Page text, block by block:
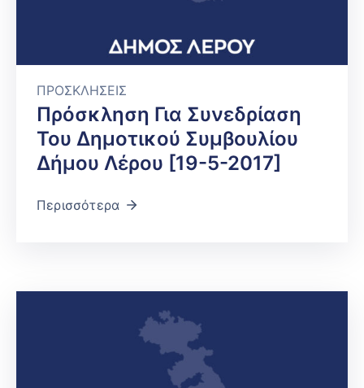
ΠΡΟΣΚΛΗΣΕΙΣ
Πρόσκληση Για Συνεδρίαση
Του Δημοτικού Συμβουλίου
Δήμου Λέρου [19-5-2017]
Περισσότερα